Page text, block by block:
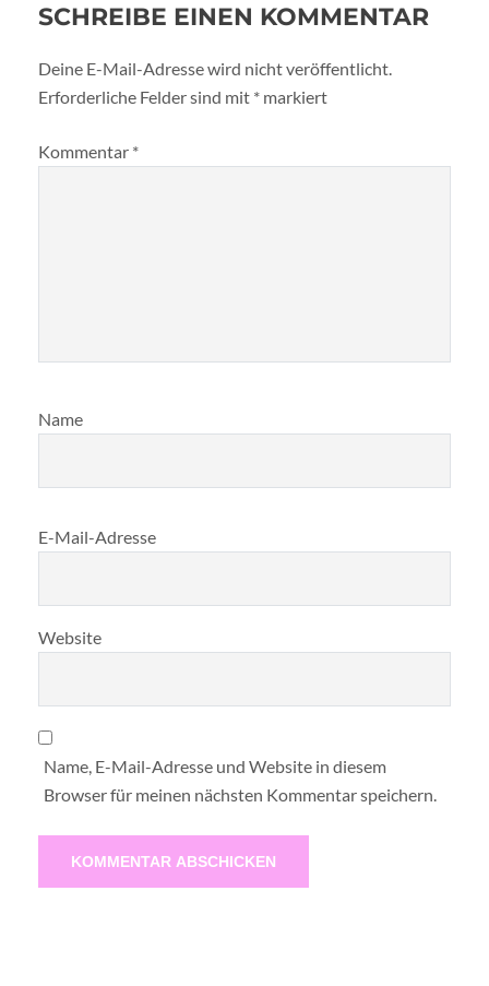
SCHREIBE EINEN KOMMENTAR
Deine E-Mail-Adresse wird nicht veröffentlicht.
Erforderliche Felder sind mit * markiert
Kommentar *
Name
E-Mail-Adresse
Website
Name, E-Mail-Adresse und Website in diesem
Browser für meinen nächsten Kommentar speichern.